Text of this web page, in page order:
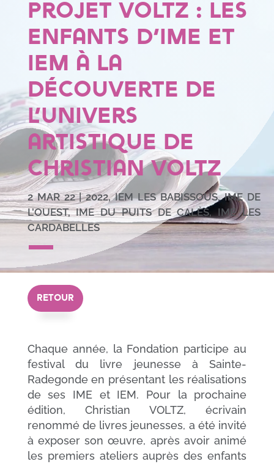
Projet Voltz : les
enfants d’IME et
IEM à la
découverte de
l’univers
artistique de
Christian VOLTZ
2 MAR 22|2022,IEM LES BABISSOUS,IME DE
L’OUEST,IME DU PUITS DE CALÈS,IME LES
CARDABELLES
RETOUR
Chaque année, la Fondation participe au
festival du livre jeunesse à Sainte-
Radegonde en présentant les réalisations
de ses IME et IEM. Pour la prochaine
édition, Christian VOLTZ, écrivain
renommé de livres jeunesses, a été invité
à exposer son œuvre, après avoir animé
les premiers ateliers auprès des enfants